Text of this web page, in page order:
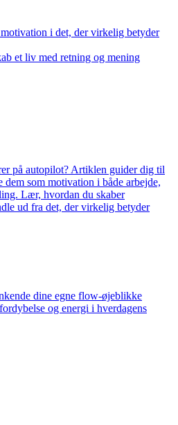
i det, der virkelig betyder
et liv med retning og mening
på autopilot? Artiklen guider dig til
som motivation i både arbejde,
Lær, hvordan du skaber
ud fra det, der virkelig betyder
dine egne flow-øjeblikke
og energi i hverdagens